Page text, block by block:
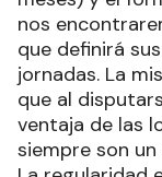
nos
que definirá
jornadas. La
que al
ventaja de las
siempre son